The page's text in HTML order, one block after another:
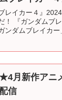
レイカー４』
！ 『ガンダムブ
ンダムブレイカー
★4月新作ア
信